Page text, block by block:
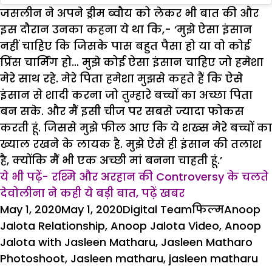
जसलीन ने अपने ड्रीम ब्वौय को लेकर भी बात की और
इस दौरान उनका कहना ये था कि,- ‘मुझे ऐसा इंसान
नहीं चाहिए कि जिसके पास बहुत पैसा हो या वो कोई
प्रिंस चार्मिंग हो… मुझे कोई ऐसा इंसान चाहिए जो हमेशा
मेरे साथ रहे. मेरे पिता हमेशा मुझसे कहते हैं कि ऐसे
इंसान से शादी करना जो तुम्हारे बच्चों का अच्छा पिता
बन सके. और मैं इसी चीज पर सबसे ज्यादा फोकस
करती हूं. जिससे मुझे फील आए कि ये शख्स मेरे बच्चों का
ख्याल रखने के लायक है. मुझे ऐसे ही इंसान की तलाश
है, क्योंकि मैं भी एक अच्छी मां बनना चाहती हूं.’
ये भी पढ़ें- रश्मि और अरहान की Controversy के चलते
देवोलीना ने कही ये बड़ी बात, पढ़ें खबर
Posted
on
May 1, 2020May 1, 2020Author
Digital TeamCategories
फिल्मTags
Anoop
Jalota Relationship, Anoop Jalota Video, Anoop
Jalota with Jasleen Matharu, Jasleen Matharo
Photoshoot, Jasleen matharu, jasleen matharu